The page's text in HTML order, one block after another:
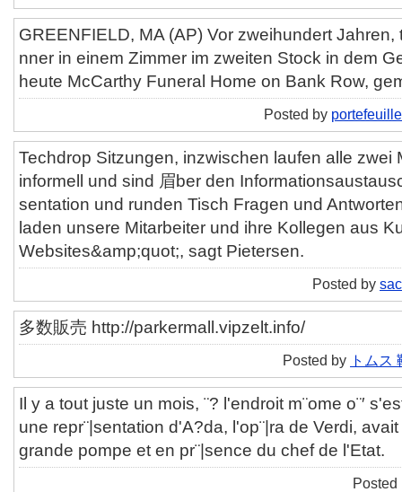
GREENFIELD, MA (AP) Vor zweihundert Jahren,
nner in einem Zimmer im zweiten Stock in dem
heute McCarthy Funeral Home on Bank Row,
Posted by
Techdrop Sitzungen, inzwischen laufen alle zwei
informell und sind 眉ber den
sentation und runden Tisch Fragen und
laden unsere Mitarbeiter und ihre Kollegen aus
Websites&amp;quot;, sagt Pietersen.
Posted by
多数販売 http://parkermall.vipzelt.info/
Posted by トムス
Il y a tout juste un mois, ¨? l'endroit m¨ome o¨′
une repr¨|sentation d'A?da, l'op¨|ra de Verdi, avait
grande pompe et en pr¨|sence du chef de l'Etat.